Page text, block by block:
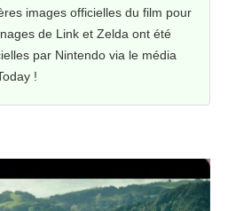
images officielles du film pour
de Link et Zelda ont été
par Nintendo via le média
!